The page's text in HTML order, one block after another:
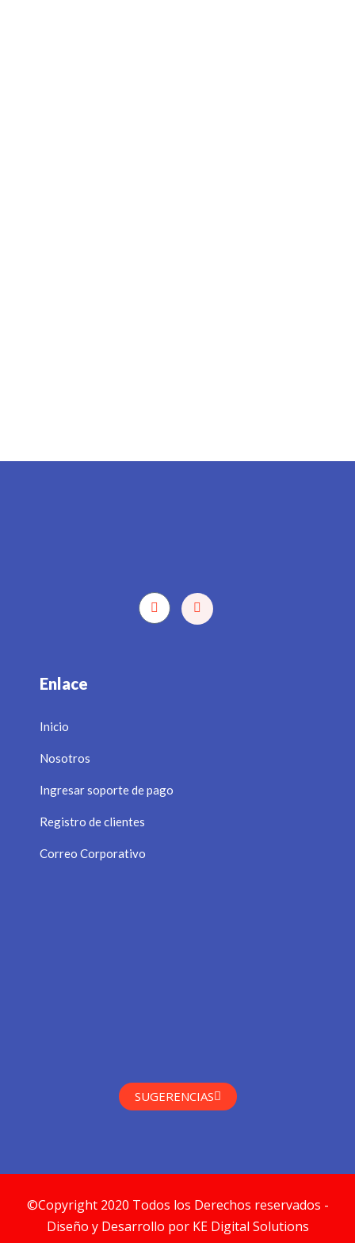
Enlace
Inicio
Nosotros
Ingresar soporte de pago
Registro de clientes
Correo Corporativo
SUGERENCIAS
©Copyright 2020 Todos los Derechos reservados -
Diseño y Desarrollo por KE Digital Solutions